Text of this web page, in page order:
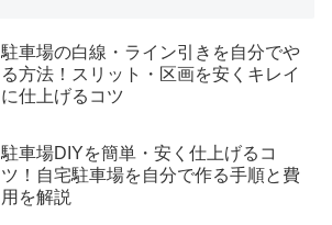
駐車場の白線・ライン引きを自分でや
る方法！スリット・区画を安くキレイ
に仕上げるコツ
駐車場DIYを簡単・安く仕上げるコ
ツ！自宅駐車場を自分で作る手順と費
用を解説